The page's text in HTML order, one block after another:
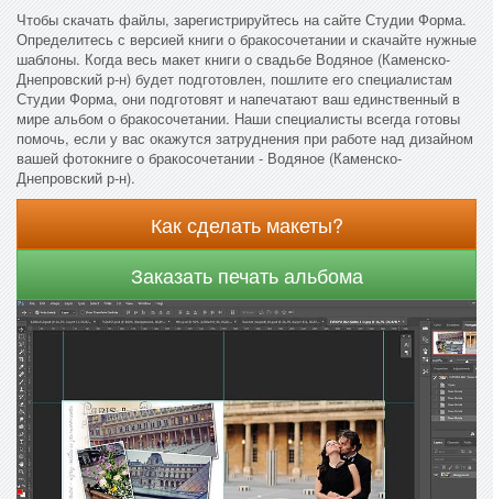
Чтобы скачать файлы, зарегистрируйтесь на сайте Студии Форма.
Определитесь с версией книги о бракосочетании и скачайте нужные
шаблоны. Когда весь макет книги о свадьбе Водяное (Каменско-
Днепровский р-н) будет подготовлен, пошлите его специалистам
Студии Форма, они подготовят и напечатают ваш единственный в
мире альбом о бракосочетании. Наши специалисты всегда готовы
помочь, если у вас окажутся затруднения при работе над дизайном
вашей фотокниге о бракосочетании - Водяное (Каменско-
Днепровский р-н).
Как сделать макеты?
Заказать печать альбома